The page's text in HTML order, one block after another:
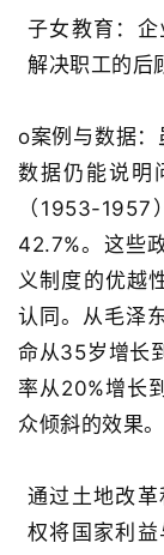
子女教育 ：
解决职工的后
o案例与数据
数据仍能说明
（ 1953-1957
42.7%。这些
义制度的优越
认同。 从毛泽
命从35岁增长到
率从20%增长到
众倾斜的效果。
通过土地改
权将国家利